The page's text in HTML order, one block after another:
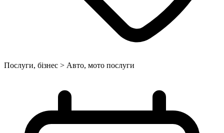
Послуги, бізнес > Авто, мото послуги